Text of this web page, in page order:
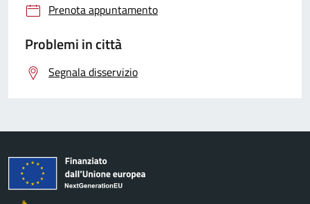
Prenota appuntamento
Problemi in città
Segnala disservizio